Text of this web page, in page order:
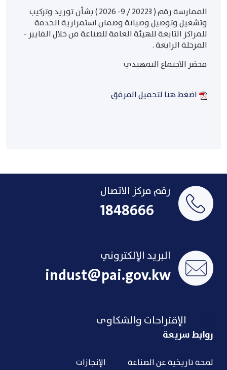
الممارسة رقم ( 20223 / 9- 2026 ) بشأن توريد وتركيب
وتشغيل وتوصيل وصيانة وضمان استمرارية الخدمة
للمراكز التابعة للهيئة العامة للصناعة من خلال الفايبر -
المرحلة الرابعة .
محضر الاجتماع التمهيدي
اضغط هنا لتحميل المرفق
رقم مركز الاتصال
1848666
البريد الإلكتروني
indust@pai.gov.kw
الإقتراحات والشكاوى
روابط سريعة
لمحة تاريخية عن الصناعة الإنجازات